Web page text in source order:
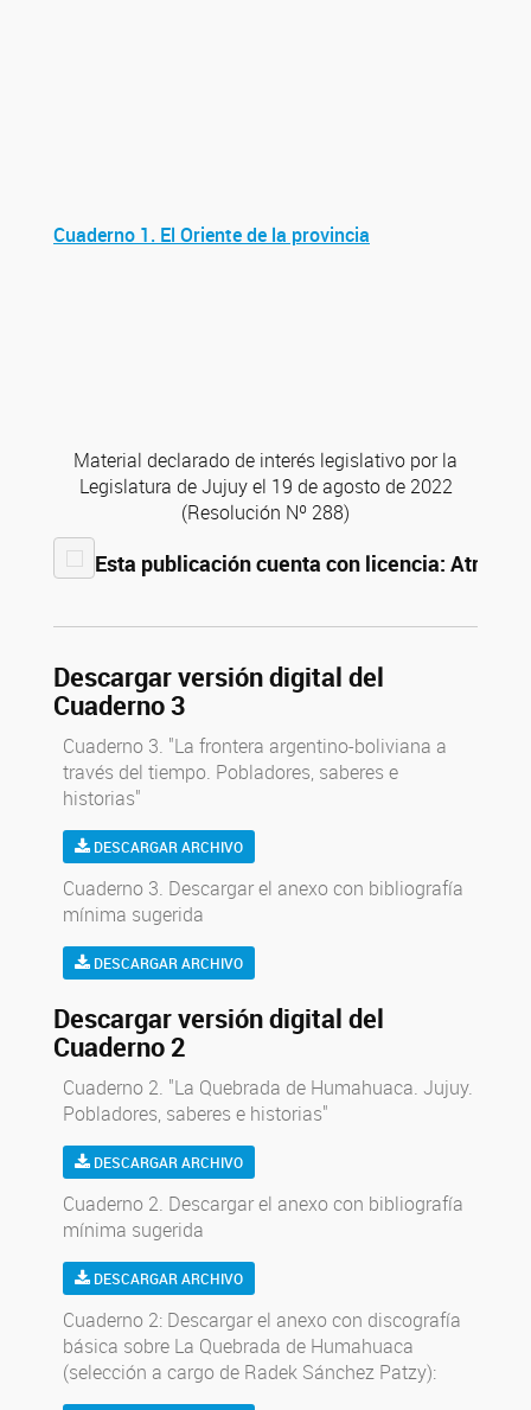
Cuaderno 1. El Oriente de la provincia
Material declarado de interés legislativo por la
Legislatura de Jujuy el 19 de agosto de 2022
(Resolución Nº 288)
Esta publicación cuenta con licencia:
Descargar versión digital del
Cuaderno 3
Cuaderno 3. "La frontera argentino-boliviana a
través del tiempo. Pobladores, saberes e
historias"
DESCARGAR ARCHIVO
Cuaderno 3. Descargar el anexo con bibliografía
mínima sugerida
DESCARGAR ARCHIVO
Descargar versión digital del
Cuaderno 2
Cuaderno 2. "La Quebrada de Humahuaca. Jujuy.
Pobladores, saberes e historias"
DESCARGAR ARCHIVO
Cuaderno 2. Descargar el anexo con bibliografía
mínima sugerida
DESCARGAR ARCHIVO
Cuaderno 2: Descargar el anexo con discografía
básica sobre La Quebrada de Humahuaca
(selección a cargo de Radek Sánchez Patzy):